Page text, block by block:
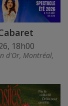
18h00
d'Or, Montréal,